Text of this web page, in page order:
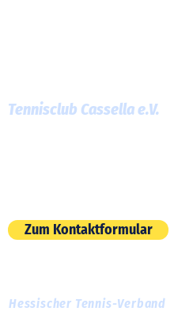
Tennisclub Cassella e.V.
Zum Kontaktformular
Hessischer Tennis-Verband